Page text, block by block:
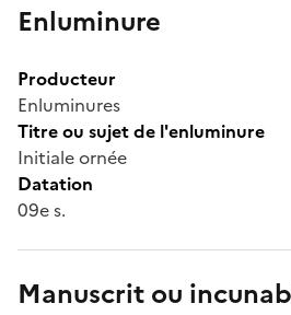
Enluminure
Producteur
Enluminures
Titre ou sujet de l'enluminure
Initiale ornée
Datation
09e s.
Manuscrit ou